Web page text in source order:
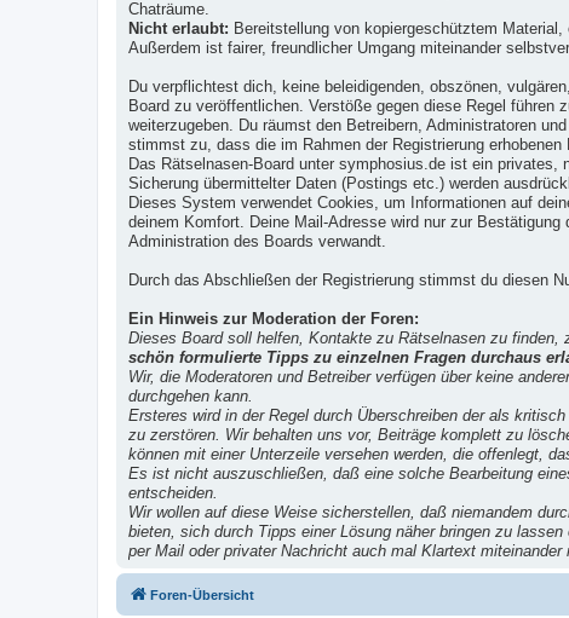
Chaträume.
Nicht erlaubt: Bereitstellung von kopiergeschütztem Material,
Außerdem ist fairer, freundlicher Umgang miteinander
Du verpflichtest dich, keine beleidigenden, obszönen,
Board zu veröffentlichen. Verstöße gegen diese Regel führen
weiterzugeben. Du räumst den Betreibern, Administratoren
stimmst zu, dass die im Rahmen der Registrierung erhobenen
Das Rätselnasen-Board unter symphosius.de ist ein
Sicherung übermittelter Daten (Postings etc.) werden
Dieses System verwendet Cookies, um Informationen auf
deinem Komfort. Deine Mail-Adresse wird nur zur
Administration des Boards verwandt.
Durch das Abschließen der Registrierung stimmst du diesen
Ein Hinweis zur Moderation der Foren:
Dieses Board soll helfen, Kontakte zu Rätselnasen zu finden,
schön formulierte Tipps zu einzelnen Fragen durchaus
Wir, die Moderatoren und Betreiber verfügen über keine
durchgehen kann.
Ersteres wird in der Regel durch Überschreiben der als
zu zerstören. Wir behalten uns vor, Beiträge komplett zu
können mit einer Unterzeile versehen werden, die offenlegt,
Es ist nicht auszuschließen, daß eine solche Bearbeitung
entscheiden.
Wir wollen auf diese Weise sicherstellen, daß niemandem
bieten, sich durch Tipps einer Lösung näher bringen zu
per Mail oder privater Nachricht auch mal Klartext miteinander
Foren-Übersicht